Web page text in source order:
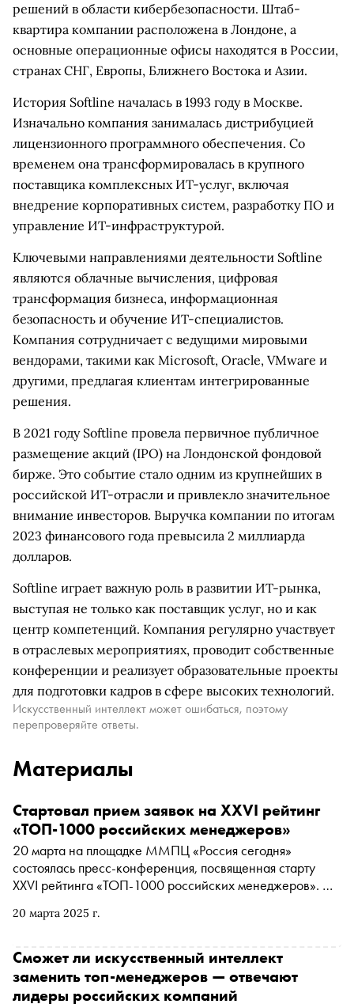
решений в области кибербезопасности. Штаб-
квартира компании расположена в Лондоне, а
основные операционные офисы находятся в России,
странах СНГ, Европы, Ближнего Востока и Азии.
История Softline началась в 1993 году в Москве.
Изначально компания занималась дистрибуцией
лицензионного программного обеспечения. Со
временем она трансформировалась в крупного
поставщика комплексных ИТ-услуг, включая
внедрение корпоративных систем, разработку ПО и
управление ИТ-инфраструктурой.
Ключевыми направлениями деятельности Softline
являются облачные вычисления, цифровая
трансформация бизнеса, информационная
безопасность и обучение ИТ-специалистов.
Компания сотрудничает с ведущими мировыми
вендорами, такими как Microsoft, Oracle, VMware и
другими, предлагая клиентам интегрированные
решения.
В 2021 году Softline провела первичное публичное
размещение акций (IPO) на Лондонской фондовой
бирже. Это событие стало одним из крупнейших в
российской ИТ-отрасли и привлекло значительное
внимание инвесторов. Выручка компании по итогам
2023 финансового года превысила 2 миллиарда
долларов.
Softline играет важную роль в развитии ИТ-рынка,
выступая не только как поставщик услуг, но и как
центр компетенций. Компания регулярно участвует
в отраслевых мероприятиях, проводит собственные
конференции и реализует образовательные проекты
для подготовки кадров в сфере высоких технологий.
Искусственный интеллект может ошибаться, поэтому
перепроверяйте ответы.
Материалы
20 марта 2025 г.
Стартовал прием заявок на XXVI рейтинг
«ТОП-1000 российских менеджеров»
20 марта на площадке ММПЦ «Россия сегодня»
состоялась пресс-конференция, посвященная старту
XXVI рейтинга «ТОП-1000 российских менеджеров». По
организованного при поддержке ИД «Коммерсантъ»,
управленцы России, лидеры в своих отраслях и
функциональных направлениях
Сможет ли искусственный интеллект
заменить топ-менеджеров — отвечают
лидеры российских компаний